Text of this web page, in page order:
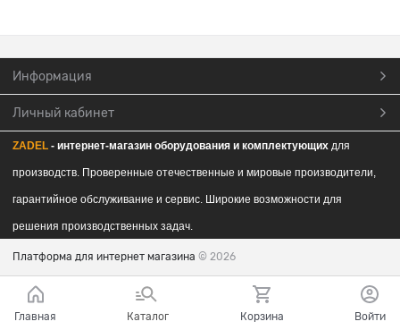
Информация
Личный кабинет
ZADEL - интернет-магазин оборудования и комплектующих для
производств. Проверенные отечественные и мировые производители,
гарантийное обслуживание и сервис. Широкие возможности для
решения производственных задач.
Платформа для интернет магазина © 2026
Главная Каталог Корзина Войти